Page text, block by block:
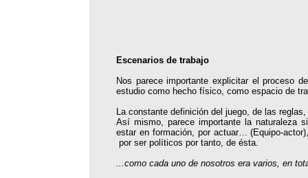
Escenarios de trabajo
Nos parece importante explicitar el proceso
estudio como hecho físico, como espacio de
La constante definición del juego, de las
Así mismo, parece importante la naturaleza
estar en formación, por actuar… (Equipo-
por ser políticos por tanto, de ésta.
...como cada uno de nosotros era varios, en